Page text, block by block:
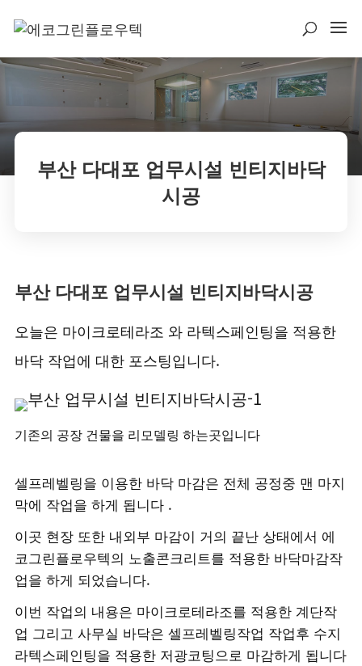
부산 다대포 업무시설 빈티지바닥
시공
부산 다대포 업무시설 빈티지바닥시공
오늘은 마이크로테라조 와 라텍스페인팅을 적용한
바닥 작업에 대한 포스팅입니다.
기존의 공장 건물을 리모델링 하는곳입니다
셀프레벨링을 이용한 바닥 마감은 전체 공정중 맨 마지
막에 작업을 하게 됩니다 .
이곳 현장 또한 내외부 마감이 거의 끝난 상태에서 에
코그린플로우텍의 노출콘크리트를 적용한 바닥마감작
업을 하게 되었습니다.
이번 작업의 내용은 마이크로테라조를 적용한 계단작
업 그리고 사무실 바닥은 셀프레벨링작업 작업후 수지
라텍스페인팅을 적용한 저광코팅으로 마감하게 됩니다